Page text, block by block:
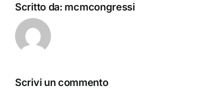
Scritto da: mcmcongressi
Scrivi un commento